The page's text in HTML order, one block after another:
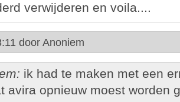
verwijderen en voila....
door Anoniem
ik had te maken met een
avira opnieuw moest worden